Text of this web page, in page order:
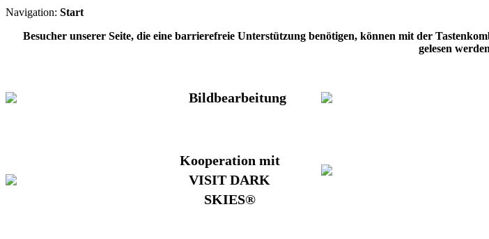
Navigation: Start
Besucher unserer Seite, die eine barrierefreie Unterstützung benötigen, können mit der
gelesen
Bildbearbeitung
Kooperation mit
VISIT DARK
SKIES®